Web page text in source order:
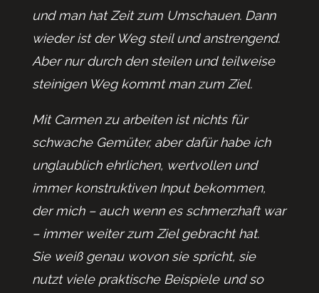
und man hat Zeit zum Umschauen. Dann
wieder ist der Weg steil und anstrengend.
Aber nur durch den steilen und teilweise
steinigen Weg kommt man zum Ziel.
Mit Carmen zu arbeiten ist nichts für
schwache Gemüter, aber dafür habe ich
unglaublich ehrlichen, wertvollen und
immer konstruktiven Input bekommen,
der mich – auch wenn es schmerzhaft war
– immer weiter zum Ziel gebracht hat.
Sie weiß genau wovon sie spricht, sie
nutzt viele praktische Beispiele und so